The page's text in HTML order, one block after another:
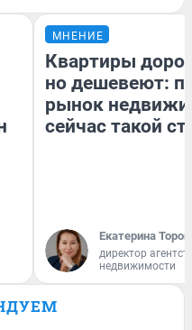
МНЕНИЕ
Квартиры
но дешевеют:
рынок
сейчас такой
Екатерина
директор
недвижимости